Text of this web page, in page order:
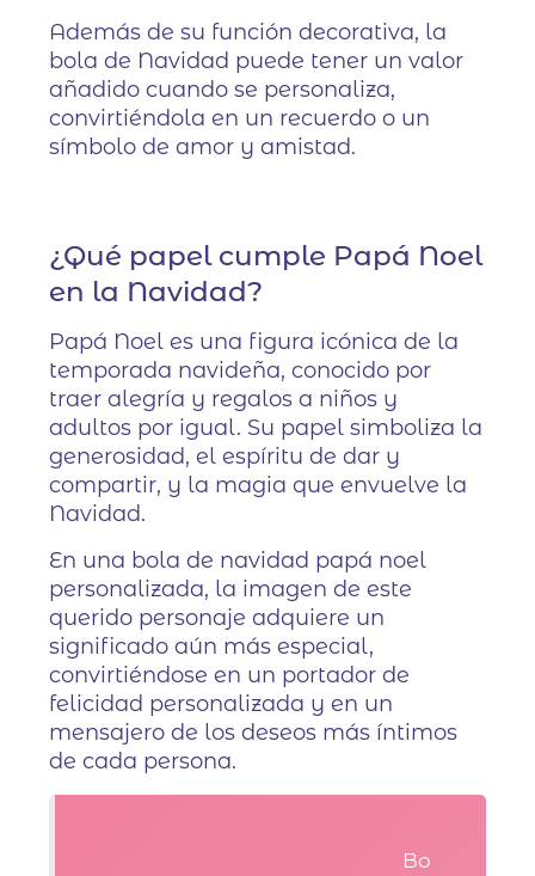
Además de su función decorativa, la
bola de Navidad puede tener un valor
añadido cuando se personaliza,
convirtiéndola en un recuerdo o un
símbolo de amor y amistad.
¿Qué papel cumple Papá Noel
en la Navidad?
Papá Noel es una figura icónica de la
temporada navideña, conocido por
traer alegría y regalos a niños y
adultos por igual. Su papel simboliza la
generosidad, el espíritu de dar y
compartir, y la magia que envuelve la
Navidad.
En una bola de navidad papá noel
personalizada, la imagen de este
querido personaje adquiere un
significado aún más especial,
convirtiéndose en un portador de
felicidad personalizada y en un
mensajero de los deseos más íntimos
de cada persona.
Bo